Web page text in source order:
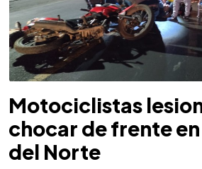
Motociclistas
chocar de frente
del Norte